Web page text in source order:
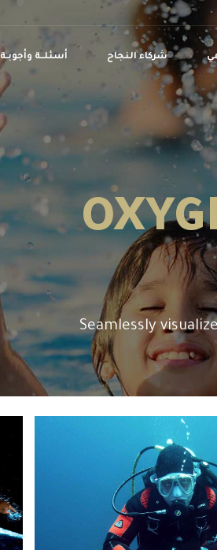
شركاء النجاح أسئلــة وأجوبـة
Seamlessly